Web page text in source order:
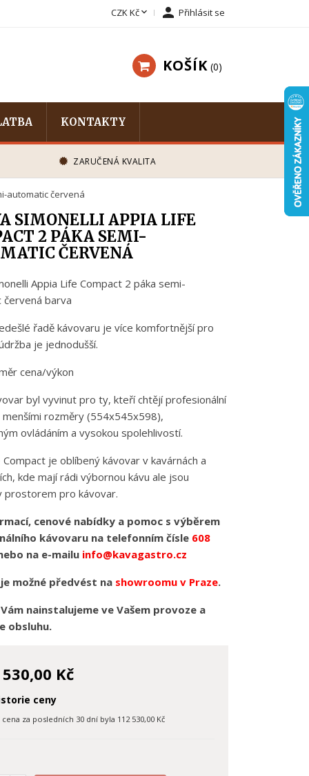
CZK Kč  Přihlásit se
KOŠÍK 0
KONTAKTY
ZARUČENÁ KVALITA
automatic červená
SIMONELLI APPIA LIFE
2 PÁKA SEMI-
ČERVENÁ
Appia Life Compact 2 páka semi-
červená barva
řadě kávovaru je více komfortnější pro
je jednodušší.
cena/výkon
byl vyvinut pro ty, kteří chtějí profesionální
rozměry (554x545x598),
ovládáním a vysokou spolehlivostí.
Compact je oblíbený kávovar v kavárnách a
kde mají rádi výbornou kávu ale jsou
prostorem pro kávovar.
cenové nabídky a pomoc s výběrem
kávovaru na telefonním čísle 608
na e-mailu info@kavagastro.cz
možné předvést na showroomu v Praze.
nainstalujeme ve Vašem provoze a
obsluhu.
Kč
ceny
cena za posledních 30 dní byla 112 530,00 Kč